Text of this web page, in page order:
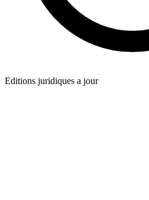
Editions juridiques a jour